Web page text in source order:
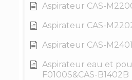
Aspirateur CAS-
Aspirateur CAS-
Aspirateur CAS-
Aspirateur eau et
F0100S&CAS-B1402B